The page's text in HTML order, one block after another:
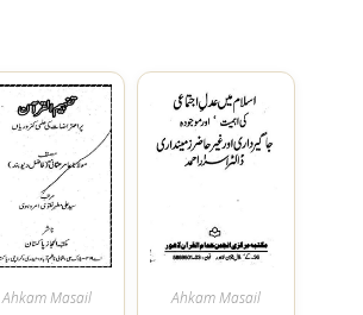
Ahkam Masail Ahkam Masail